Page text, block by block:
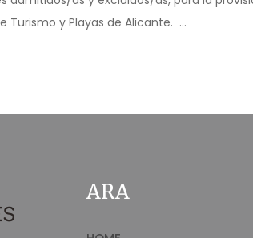
Turismo y Playas de Alicante. …
ARA